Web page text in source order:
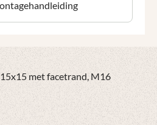
met facetrand, M16